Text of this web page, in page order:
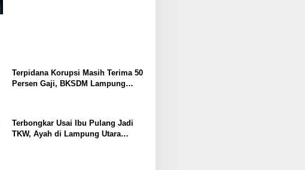
Terpidana Korupsi Masih Terima 50
Persen Gaji, BKSDM Lampung
Terbongkar Usai Ibu Pulang Jadi
TKW, Ayah di Lampung Utara